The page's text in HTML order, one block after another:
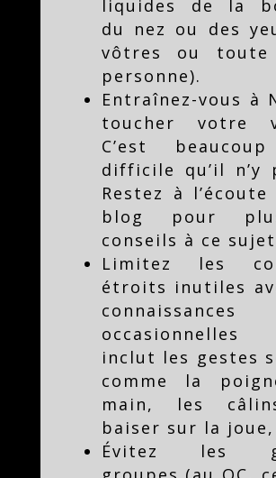
liquides de la
du nez ou des
vôtres ou toute
personne).
Entraînez-vous à
toucher votre
C’est
difficile qu’il n’y
Restez à
blog pour
conseils à ce
Limitez les
étroits inutiles
connaissances
occasionnelles
inclut les gestes
comme la
main, les
baiser sur la
Évitez les